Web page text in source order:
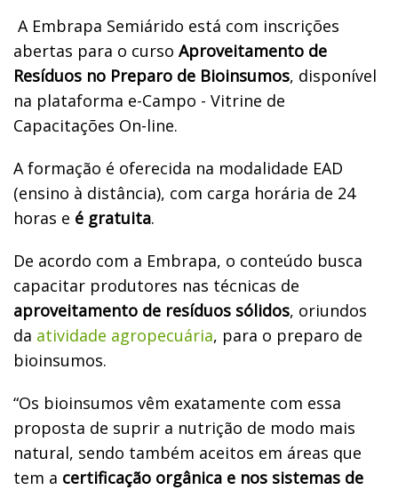
A Embrapa Semiárido está com inscrições
abertas para o curso Aproveitamento de
Resíduos no Preparo de Bioinsumos, disponível
na plataforma e-Campo - Vitrine de
Capacitações On-line.
A formação é oferecida na modalidade EAD
(ensino à distância), com carga horária de 24
horas e é gratuita.
De acordo com a Embrapa, o conteúdo busca
capacitar produtores nas técnicas de
aproveitamento de resíduos sólidos, oriundos
da atividade agropecuária, para o preparo de
bioinsumos.
“Os bioinsumos vêm exatamente com essa
proposta de suprir a nutrição de modo mais
natural, sendo também aceitos em áreas que
tem a certificação orgânica e nos sistemas de